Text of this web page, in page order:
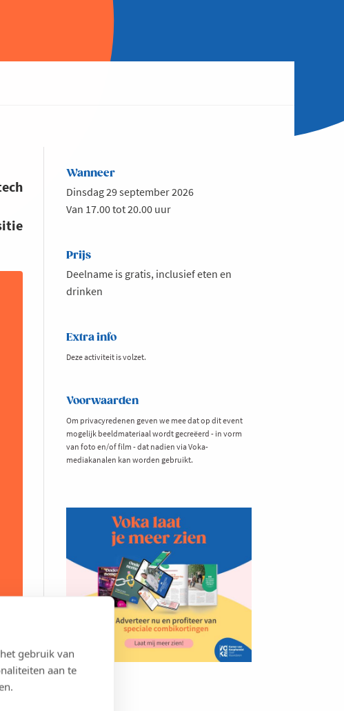
gebruik van
aan te
Wanneer
Dinsdag 29 september 2026
Van 17.00 tot 20.00 uur
Prijs
Deelname is gratis, inclusief eten en
drinken
Extra info
Deze activiteit is volzet.
Voorwaarden
Om privacyredenen geven we mee dat op dit event
mogelijk beeldmateriaal wordt gecreëerd - in vorm
van foto en/of film - dat nadien via Voka-
mediakanalen kan worden gebruikt.